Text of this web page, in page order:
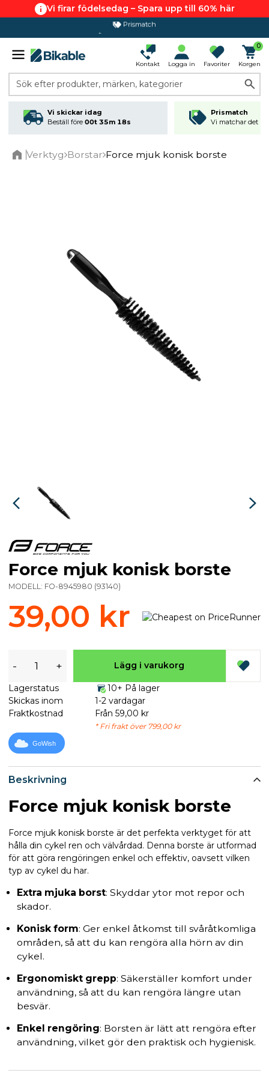
Vi firar födelsedag – Spara upp till 60% här
Prismatch
365 dagars öppet köp
Kontakt Logga in Favoriter
0
Korgen
Sök efter produkter, märken, kategorier
Vi skickar idag
Beställ före 00t 35m 18s
Prismatch
Vi matchar det
Verktyg Borstar Force mjuk konisk borste
Beskrivning
Force mjuk konisk borste
Force mjuk konisk borste är det perfekta verktyget för att
hålla din cykel ren och välvårdad. Denna borste är utformad
för att göra rengöringen enkel och effektiv, oavsett vilken
typ av cykel du har.
Extra mjuka borst: Skyddar ytor mot repor och
skador.
Konisk form: Ger enkel åtkomst till svåråtkomliga
områden, så att du kan rengöra alla hörn av din
cykel.
Ergonomiskt grepp: Säkerställer komfort under
användning, så att du kan rengöra längre utan
besvär.
Enkel rengöring: Borsten är lätt att rengöra efter
användning, vilket gör den praktisk och hygienisk.
Force mjuk konisk borste
MODELL: FO-8945980 (93140)
39,00 kr
- + Lägg i varukorg
Lagerstatus
10+ På lager
Skickas inom
1-2 vardagar
Fraktkostnad
Från 59,00 kr
* Fri frakt över 799,00 kr
GoWish